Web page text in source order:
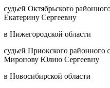
судьей Октябрьского
Екатерину Сергеевну
в Нижегородской области
судьей Приокского
Миронову Юлию Сергеевну
в Новосибирской области